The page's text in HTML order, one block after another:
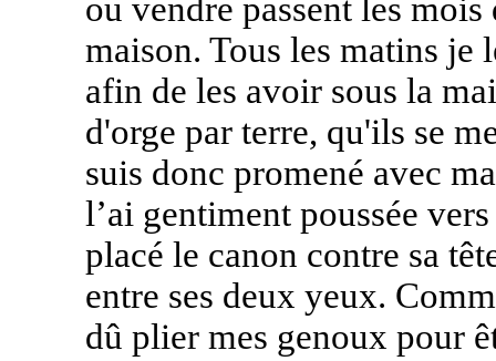
ou vendre passent les
maison. Tous les matins je
afin de les avoir sous la
d'orge par terre, qu'ils se
suis donc promené avec
l’ai gentiment poussée
placé le canon contre sa
entre ses deux yeux.
dû plier mes genoux pour